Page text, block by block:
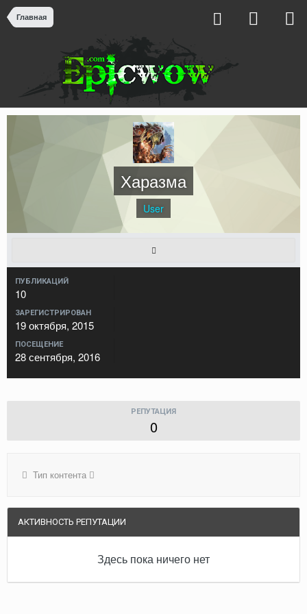
Главная
Харазма
User
ПУБЛИКАЦИЙ
10
ЗАРЕГИСТРИРОВАН
19 октября, 2015
ПОСЕЩЕНИЕ
28 сентября, 2016
РЕПУТАЦИЯ
0
Тип контента
АКТИВНОСТЬ РЕПУТАЦИИ
Здесь пока ничего нет